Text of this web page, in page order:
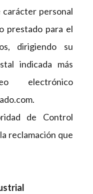
personal
prestado para el
dirigiendo su
indicada más
de Control
reclamación que